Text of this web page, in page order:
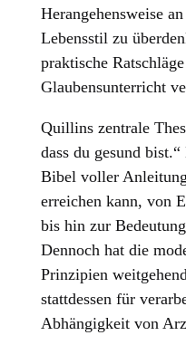
Herangehensweise
Lebensstil zu
praktische
Glaubensunterricht
Quillins zentrale
dass du gesund
Bibel voller
erreichen kann, von
bis hin zur
Dennoch hat die
Prinzipien
stattdessen für
Abhängigkeit von